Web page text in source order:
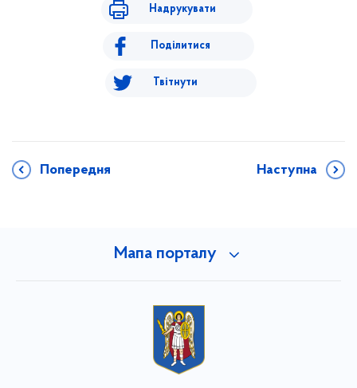
Надрукувати
Поділитися
Твітнути
Попередня Наступна
Мапа порталу